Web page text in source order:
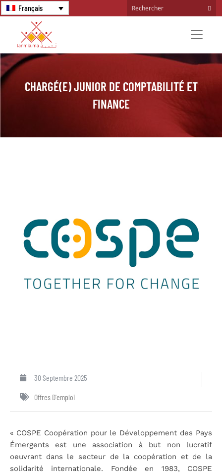
Français
CHARGÉ(E) JUNIOR DE COMPTABILITÉ ET
FINANCE
30 Septembre 2025
Offres D'emploi
« COSPE Coopération pour le Développement des Pays
Émergents est une association à but non lucratif
oeuvrant dans le secteur de la coopération et de la
solidarité internationale. Fondée en 1983, COSPE